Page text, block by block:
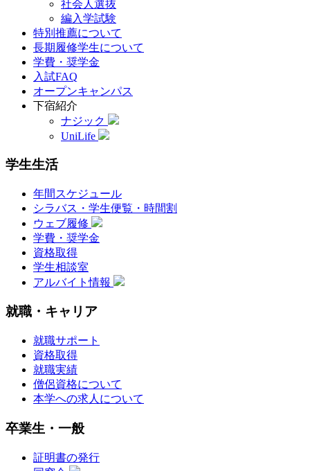
社会人選抜
編入学試験
特別推薦について
長期履修学生について
学費・奨学金
入試FAQ
オープンキャンパス
下宿紹介
ナジック
UniLife
学生生活
年間スケジュール
シラバス・学生便覧・時間割
ウェブ履修
学費・奨学金
資格取得
学生相談室
アルバイト情報
就職・キャリア
就職サポート
資格取得
就職実績
僧侶資格について
本学への求人について
卒業生・一般
証明書の発行